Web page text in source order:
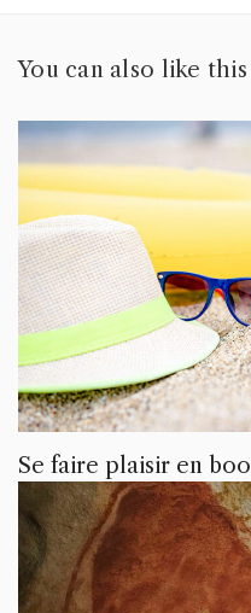
You can also like
Se faire plaisir en